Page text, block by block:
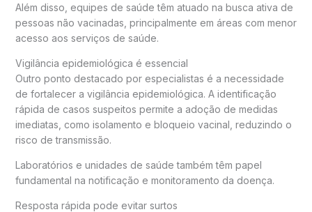
Além disso, equipes de saúde têm atuado na busca ativa de
pessoas não vacinadas, principalmente em áreas com menor
acesso aos serviços de saúde.
Vigilância epidemiológica é essencial
Outro ponto destacado por especialistas é a necessidade
de fortalecer a vigilância epidemiológica. A identificação
rápida de casos suspeitos permite a adoção de medidas
imediatas, como isolamento e bloqueio vacinal, reduzindo o
risco de transmissão.
Laboratórios e unidades de saúde também têm papel
fundamental na notificação e monitoramento da doença.
Resposta rápida pode evitar surtos